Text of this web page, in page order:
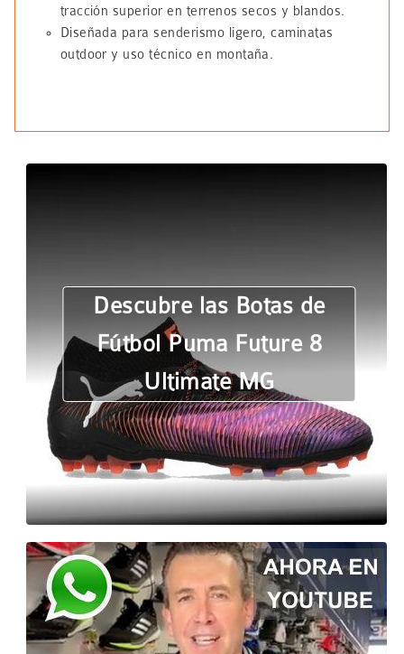
tracción superior en terrenos secos y blandos.
Diseñada para senderismo ligero, caminatas
outdoor y uso técnico en montaña.
Descubre las Botas de
Fútbol Puma Future 8
Ultimate MG